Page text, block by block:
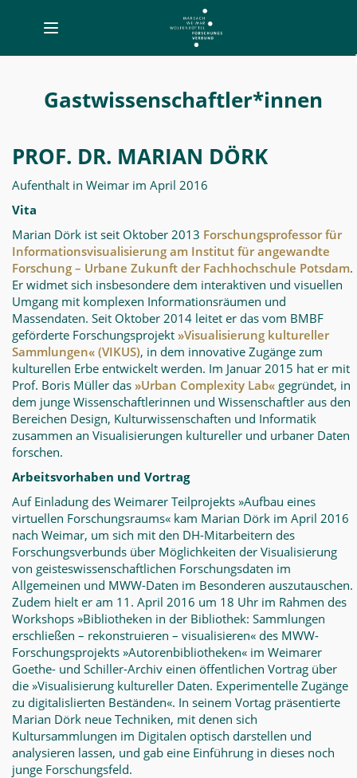
Toggle
navigation
MWW-
Gastwissenschaftler*innen
PROF. DR. MARIAN DÖRK
Aufenthalt in Weimar im April 2016
Vita
Marian Dörk ist seit Oktober 2013 Forschungsprofessor für
Informationsvisualisierung am Institut für angewandte
Forschung – Urbane Zukunft der Fachhochschule Potsdam.
Er widmet sich insbesondere dem interaktiven und visuellen
Umgang mit komplexen Informationsräumen und
Massendaten. Seit Oktober 2014 leitet er das vom BMBF
geförderte Forschungsprojekt »Visualisierung kultureller
Sammlungen« (VIKUS), in dem innovative Zugänge zum
kulturellen Erbe entwickelt werden. Im Januar 2015 hat er mit
Prof. Boris Müller das »Urban Complexity Lab« gegründet, in
dem junge Wissenschaftlerinnen und Wissenschaftler aus den
Bereichen Design, Kulturwissenschaften und Informatik
zusammen an Visualisierungen kultureller und urbaner Daten
forschen.
Arbeitsvorhaben und Vortrag
Auf Einladung des Weimarer Teilprojekts »Aufbau eines
virtuellen Forschungsraums« kam Marian Dörk im April 2016
nach Weimar, um sich mit den DH-Mitarbeitern des
Forschungsverbunds über Möglichkeiten der Visualisierung
von geisteswissenschaftlichen Forschungsdaten im
Allgemeinen und MWW-Daten im Besonderen auszutauschen.
Zudem hielt er am 11. April 2016 um 18 Uhr im Rahmen des
Workshops »Bibliotheken in der Bibliothek: Sammlungen
erschließen – rekonstruieren – visualisieren« des MWW-
Forschungsprojekts »Autorenbibliotheken« im Weimarer
Goethe- und Schiller-Archiv einen öffentlichen Vortrag über
die »Visualisierung kultureller Daten. Experimentelle Zugänge
zu digitalislierten Beständen«. In seinem Vortag präsentierte
Marian Dörk neue Techniken, mit denen sich
Kultursammlungen im Digitalen optisch darstellen und
analysieren lassen, und gab eine Einführung in dieses noch
junge Forschungsfeld.